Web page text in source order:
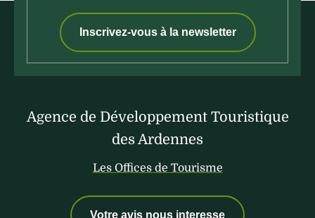
Inscrivez-vous à la newsletter
Agence de Développement Touristique
des Ardennes
Les Offices de Tourisme
Votre avis nous interesse